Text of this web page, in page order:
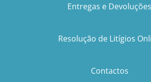
Entregas e Devoluções
Resolução de Litígios
Contactos